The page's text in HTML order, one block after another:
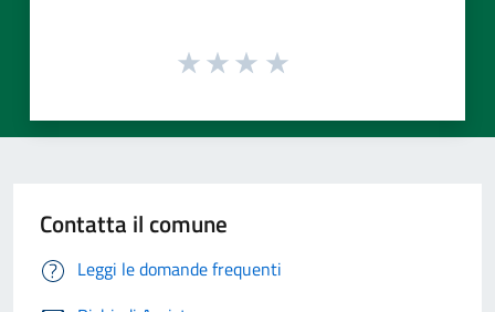
Contatta il comune
Leggi le domande frequenti